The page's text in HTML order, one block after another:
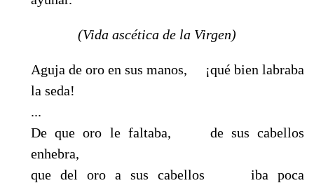
(Vida ascética de la Virgen)
Aguja de oro en sus manos, ¡qué bien labraba
la seda!
...
De que oro le faltaba, de sus cabellos
enhebra,
que del oro a sus cabellos iba poca